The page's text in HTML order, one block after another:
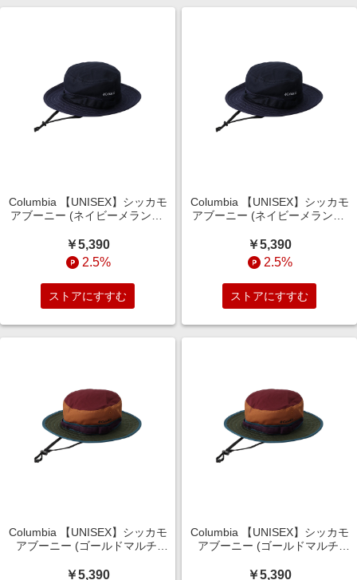
Columbia 【UNISEX】シッカモ
アブーニー (ネイビーメランジ,
￥5,390
2.5%
ストアにすすむ
Columbia 【UNISEX】シッカモ
アブーニー (ネイビーメランジ,
￥5,390
2.5%
ストアにすすむ
Columbia 【UNISEX】シッカモ
アブーニー (ゴールドマルチ,
￥5,390
Columbia 【UNISEX】シッカモ
アブーニー (ゴールドマルチ,
￥5,390